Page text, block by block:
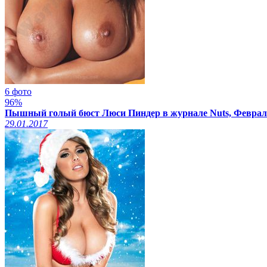
6 фото
96%
Пышный голый бюст Люси Пиндер в журнале Nuts,
29.01.2017